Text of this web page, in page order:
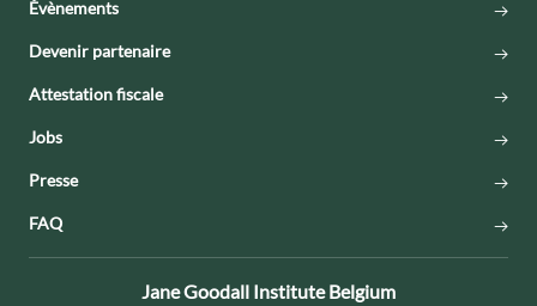
Évènements
Devenir partenaire
Attestation fiscale
Jobs
Presse
FAQ
Contact:
Jane Goodall Institute Belgium